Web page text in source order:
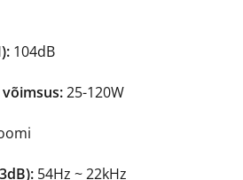
104dB
25-120W
54Hz ~ 22kHz